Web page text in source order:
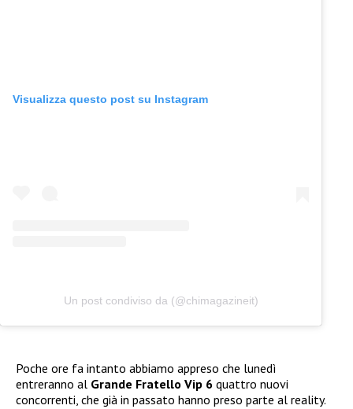
Visualizza questo post su Instagram
Un post condiviso da (@chimagazineit)
Poche ore fa intanto abbiamo appreso che lunedì
entreranno al Grande Fratello Vip 6 quattro nuovi
concorrenti, che già in passato hanno preso parte al reality.